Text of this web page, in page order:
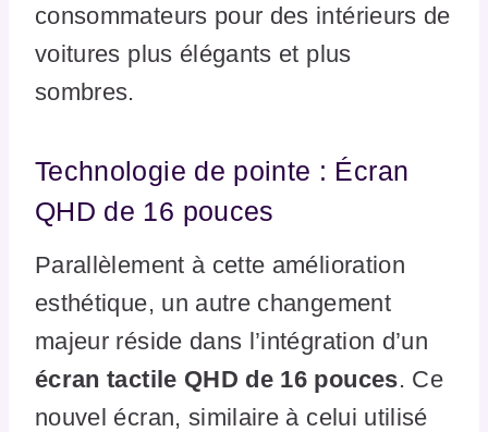
consommateurs pour des intérieurs de
voitures plus élégants et plus
sombres.
Technologie de pointe : Écran
QHD de 16 pouces
Parallèlement à cette amélioration
esthétique, un autre changement
majeur réside dans l’intégration d’un
écran tactile QHD de 16 pouces. Ce
nouvel écran, similaire à celui utilisé